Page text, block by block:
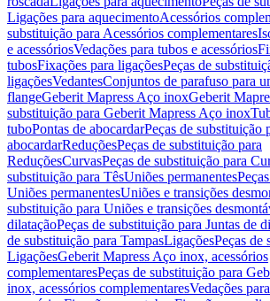
Ligações para aquecimentoAcessórios
substituição para Acessórios complementares
e acessóriosVedações para tubos e acessórios
tubosFixações para ligaçõesPeças de
ligaçõesVedantesConjuntos de parafuso para
flangeGeberit Mapress Aço inoxGeberit
substituição para Geberit Mapress Aço inox
tuboPontas de abocardarPeças de substituição
abocardarReduçõesPeças de substituição para
ReduçõesCurvasPeças de substituição para
substituição para TêsUniões permanentes
Uniões permanentesUniões e transições
substituição para Uniões e transições
dilataçãoPeças de substituição para Juntas de
de substituição para TampasLigaçõesPeças de
LigaçõesGeberit Mapress Aço inox, acessórios
complementaresPeças de substituição para
inox, acessórios complementaresVedações